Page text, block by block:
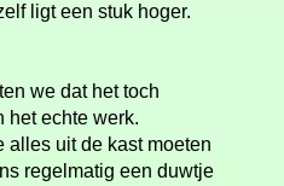
ligt een stuk hoger.
we dat het toch
het echte werk.
alles uit de kast moeten
regelmatig een duwtje